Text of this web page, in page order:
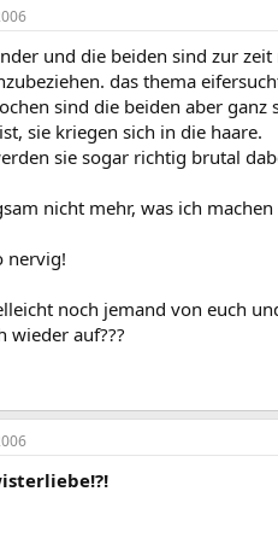
und die beiden sind zur
das thema
sind die beiden aber
sie kriegen sich in die haare.
sie sogar richtig brutal
nicht mehr, was ich
nervig!
noch jemand von euch
wieder auf???